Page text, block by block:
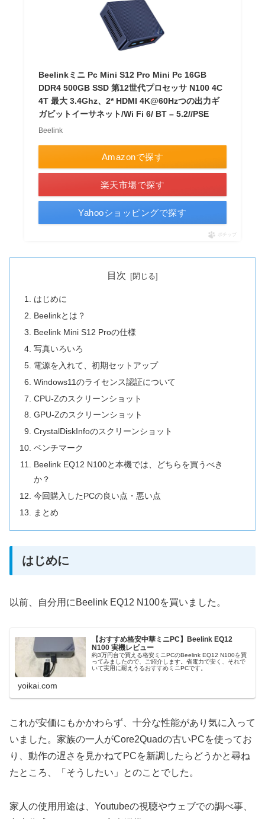
Beelinkミニ Pc Mini S12 Pro Mini Pc 16GB
DDR4 500GB SSD 第12世代プロセッサ N100 4C
4T 最大 3.4Ghz、2* HDMI 4K@60Hzつの出力ギ
ガビットイーサネット/Wi Fi 6/ BT – 5.2//PSE
Beelink
Amazonで探す
楽天市場で探す
Yahooショッピングで探す
ポチップ
目次
はじめに
Beelinkとは？
Beelink Mini S12 Proの仕様
写真いろいろ
電源を入れて、初期セットアップ
Windows11のライセンス認証について
CPU-Zのスクリーンショット
GPU-Zのスクリーンショット
CrystalDiskInfoのスクリーンショット
ベンチマーク
Beelink EQ12 N100と本機では、どちらを買うべき
か？
今回購入したPCの良い点・悪い点
まとめ
はじめに
以前、自分用にBeelink EQ12 N100を買いました。
【おすすめ格安中華ミニPC】Beelink EQ12
N100 実機レビュー
約3万円台で買える格安ミニPCのBeelink EQ12 N100を買
ってみましたので、ご紹介します。省電力で安く、それで
いて実用に耐えうるおすすめミニPCです。
yoikai.com
これが安価にもかかわらず、十分な性能があり気に入って
いました。家族の一人がCore2Quadの古いPCを使ってお
り、動作の遅さを見かねてPCを新調したらどうかと尋ね
たところ、「そうしたい」とのことでした。
家人の使用用途は、Youtubeの視聴やウェブでの調べ事、